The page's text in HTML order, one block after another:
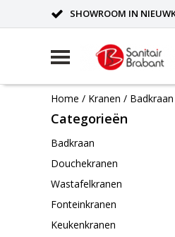
SHOWROOM IN
Home / Kranen / Badkraan
Categorieën
Badkraan
Douchekranen
Wastafelkranen
Fonteinkranen
Keukenkranen